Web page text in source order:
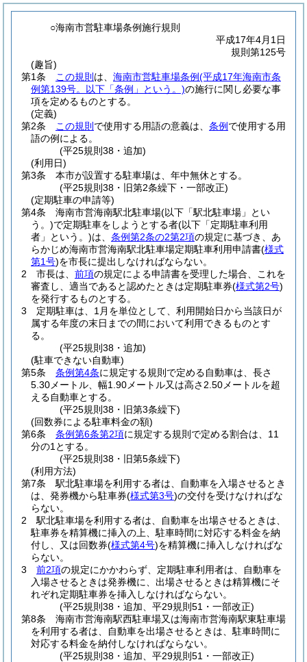
○海南市営駐車場条例施行規則
平成17年4月1日
規則第125号
(趣旨)
第1条
この規則 は、 海南市営駐車場条例(平成17年海南市条
例第139号。以下「条例」という。)の施行に関し必要な事
項を定めるものとする。
(定義)
第2条
この規則 で使用する用語の意義は、 条例 で使用する用
語の例による。
(平25規則38・追加)
(利用日)
第3条
本市が設置する駐車場は、年中無休とする。
(平25規則38・旧第2条繰下・一部改正)
(定期駐車の申請等)
第4条
海南市営海南駅北駐車場(以下「駅北駐車場」とい
う。)で定期駐車をしようとする者(以下「定期駐車利用
者」という。)は、 条例第2条の2第2項の規定に基づき、あ
らかじめ海南市営海南駅北駐車場定期駐車利用申請書(様式
第1号)を市長に提出しなければならない。
2
市長は、 前項の規定による申請書を受理した場合、これを
審査し、適当であると認めたときは定期駐車券(様式第2号)
を発行するものとする。
3
定期駐車は、1月を単位として、利用開始日から当該日が
属する年度の末日までの間において利用できるものとす
る。
(平25規則38・追加)
(駐車できない自動車)
第5条
条例第4条に規定する規則で定める自動車は、長さ
5.30メートル、幅1.90メートル又は高さ2.50メートルを超
える自動車とする。
(平25規則38・旧第3条繰下)
(回数券による駐車料金の額)
第6条
条例第6条第2項に規定する規則で定める割合は、11
分の1とする。
(平25規則38・旧第5条繰下)
(利用方法)
第7条
駅北駐車場を利用する者は、自動車を入場させるとき
は、発券機から駐車券(様式第3号)の交付を受けなければな
らない。
2
駅北駐車場を利用する者は、自動車を出場させるときは、
駐車券を精算機に挿入の上、駐車時間に対応する料金を納
付し、又は回数券(様式第4号)を精算機に挿入しなければな
らない。
3
前2項の規定にかかわらず、定期駐車利用者は、自動車を
入場させるときは発券機に、出場させるときは精算機にそ
れぞれ定期駐車券を挿入しなければならない。
(平25規則38・追加、平29規則51・一部改正)
第8条
海南市営海南駅西駐車場又は海南市営海南駅東駐車場
を利用する者は、自動車を出場させるときは、駐車時間に
対応する料金を納付しなければならない。
(平25規則38・追加、平29規則51・一部改正)